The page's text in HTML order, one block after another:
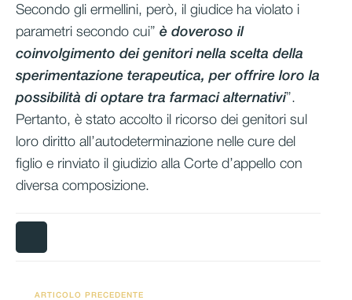
Secondo gli ermellini, però, il giudice ha violato i
parametri secondo cui” è doveroso il
coinvolgimento dei genitori nella scelta della
sperimentazione terapeutica, per offrire loro la
possibilità di optare tra farmaci alternativi”.
Pertanto, è stato accolto il ricorso dei genitori sul
loro diritto all’autodeterminazione nelle cure del
figlio e rinviato il giudizio alla Corte d’appello con
diversa composizione.
ARTICOLO PRECEDENTE